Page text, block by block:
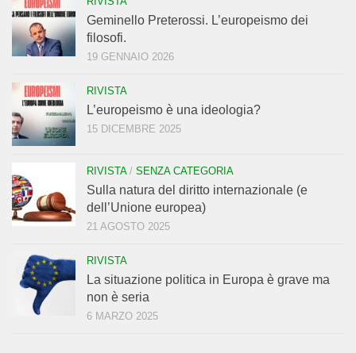
Geminello Preterossi. L’europeismo dei
filosofi.
19 GENNAIO 2026
RIVISTA
L’europeismo è una ideologia?
15 DICEMBRE 2025
RIVISTA/ SENZA CATEGORIA
Sulla natura del diritto internazionale (e
dell’Unione europea)
21 AGOSTO 2025
RIVISTA
La situazione politica in Europa è grave ma
non è seria
6 MARZO 2025